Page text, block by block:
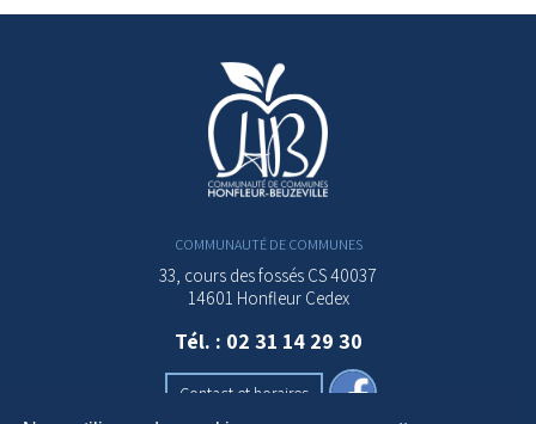
COMMUNAUTÉ DE COMMUNES
33, cours des fossés CS 40037
14601 Honfleur Cedex
Tél. : 02 31 14 29 30
Contact et horaires